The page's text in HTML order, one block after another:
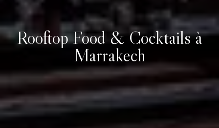
Rooftop Food & Cocktails à
Marrakech